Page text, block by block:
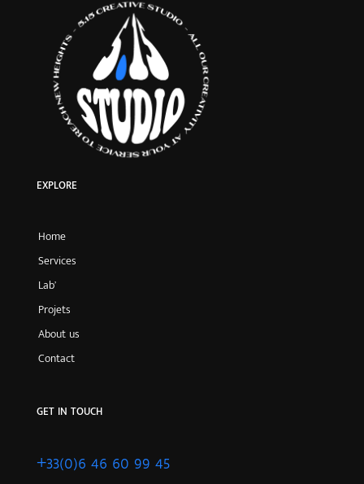
EXPLORE
Home
Services
Lab’
Projets
About us
Contact
GET IN TOUCH
+33(0)6 46 60 99 45